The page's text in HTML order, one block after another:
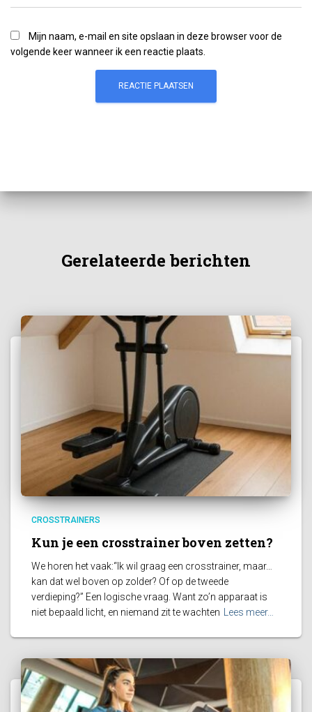
Mijn naam, e-mail en site opslaan in deze browser voor de
volgende keer wanneer ik een reactie plaats.
Gerelateerde berichten
CROSSTRAINERS
Kun je een crosstrainer boven zetten?
We horen het vaak:“Ik wil graag een crosstrainer, maar…
kan dat wel boven op zolder? Of op de tweede
verdieping?” Een logische vraag. Want zo’n apparaat is
niet bepaald licht, en niemand zit te wachten
Lees meer…